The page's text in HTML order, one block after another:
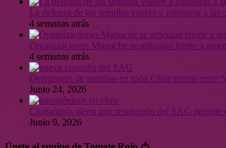
La defensa de las semillas vuelve a convocar a
4 semanas atrás
Organizaciones Mapuche se articulan frente a
4 semanas atrás
Defensores de semillas en todo Chile tienen entre
Junio 24, 2026
Ciudadanía alerta que resolución del SAG
Junio 9, 2026